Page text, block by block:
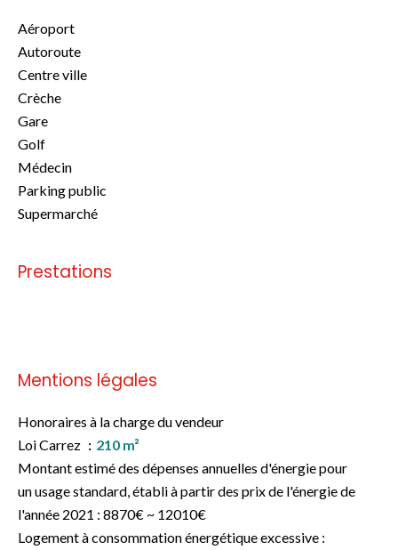
Aéroport
Autoroute
Centre ville
Crèche
Gare
Golf
Médecin
Parking public
Supermarché
Prestations
Mentions légales
Honoraires à la charge du vendeur
Loi Carrez
210 m²
Montant estimé des dépenses annuelles d'énergie pour
un usage standard, établi à partir des prix de l'énergie de
l'année 2021 : 8870€ ~ 12010€
Logement à consommation énergétique excessive :